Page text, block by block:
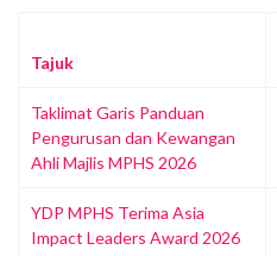
Tajuk
Taklimat Garis Panduan
Pengurusan dan Kewangan
Ahli Majlis MPHS 2026
YDP MPHS Terima Asia
Impact Leaders Award 2026